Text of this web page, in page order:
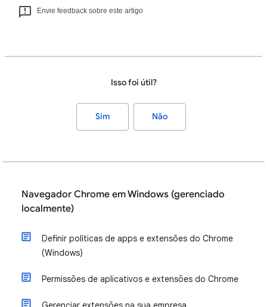
Envie feedback sobre este artigo
Isso foi útil?
Sim Não
Navegador Chrome em Windows (gerenciado
localmente)
Definir políticas de apps e extensões do Chrome
(Windows)
Permissões de aplicativos e extensões do Chrome